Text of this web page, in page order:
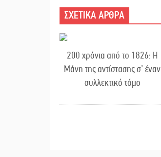
ΣΧΕΤΙΚΑ ΑΡΘΡΑ
200 χρόνια από το 1826: Η
Μάνη της αντίστασης σ’ έναν
συλλεκτικό τόμο